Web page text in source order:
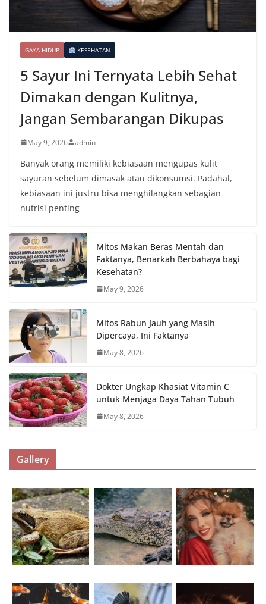
GAYA HIDUP KESEHATAN
5 Sayur Ini Ternyata Lebih Sehat
Dimakan dengan Kulitnya,
Jangan Sembarangan Dikupas
May 9, 2026 admin
Banyak orang memiliki kebiasaan mengupas kulit
sayuran sebelum dimasak atau dikonsumsi. Padahal,
kebiasaan ini justru bisa menghilangkan sebagian
nutrisi penting
Mitos Makan Beras Mentah dan
Faktanya, Benarkah Berbahaya bagi
Kesehatan?
May 9, 2026
Mitos Rabun Jauh yang Masih
Dipercaya, Ini Faktanya
May 8, 2026
Dokter Ungkap Khasiat Vitamin C
untuk Menjaga Daya Tahan Tubuh
May 8, 2026
Gallery